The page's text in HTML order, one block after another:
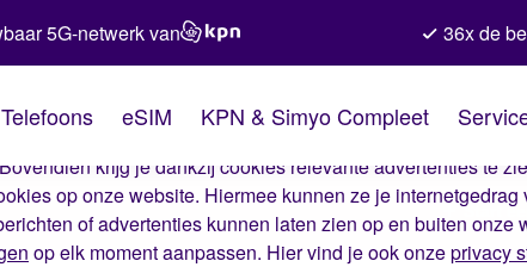
Simyo
onze website. Met deze cookies zorgen wij ervoor dat je
krijg je dankzij cookies relevante advertenties te
op onze website. Hiermee kunnen ze je internetgedrag
of advertenties kunnen laten zien op en buiten onze
op elk moment aanpassen. Hier vind je ook onzeprivacy
5G-netwerk van 36x de
Telefoons eSIM KPN & Simyo Compleet
Start